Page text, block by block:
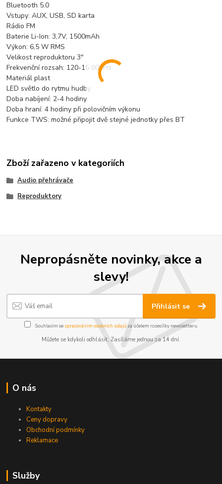
Bluetooth 5.0
Vstupy: AUX, USB, SD karta
Rádio FM
Baterie Li-Ion: 3,7V, 1500mAh
Výkon: 6,5 W RMS
Velikost reproduktoru 3"
Frekvenční rozsah: 120-15 000Hz
Materiál plast
LED světlo do rytmu hudby
Doba nabíjení: 2-4 hodiny
Doba hraní: 4 hodiny při polovičním výkonu
Funkce TWS: možné připojit dvě stejné jednotky přes BT
Zboží zařazeno v kategoriích
Audio přehrávače
Reproduktory
Nepropásněte novinky, akce a
slevy!
Přihlásit se
Souhlasím se zpracováním osobních údajůza účelem rozesílky newsletteru.
Můžete se kdykoli odhlásit. Zasíláme jednou za 14 dní.
O nás
Kontakty
Ceny dopravy
Obchodní podmínky
Reklamace
Služby